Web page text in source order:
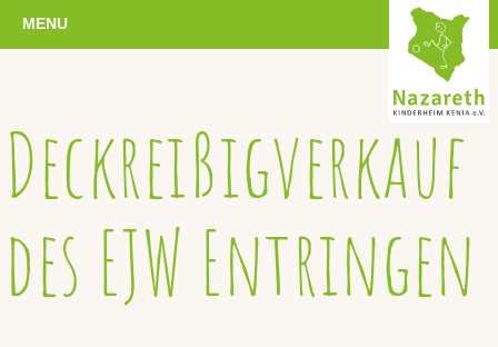
MENU
Deckreißigverkauf
des EJW Entringen